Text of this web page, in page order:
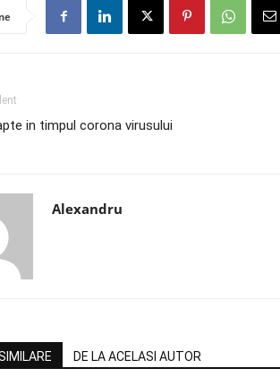
in timpul corona virusului
Alexandru
DE LA ACELASI AUTOR